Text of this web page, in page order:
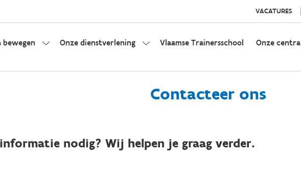
VACATURES
bewegen Onze dienstverlening Vlaamse Trainersschool Onze centra
Contacteer ons
informatie nodig? Wij helpen je graag verder.